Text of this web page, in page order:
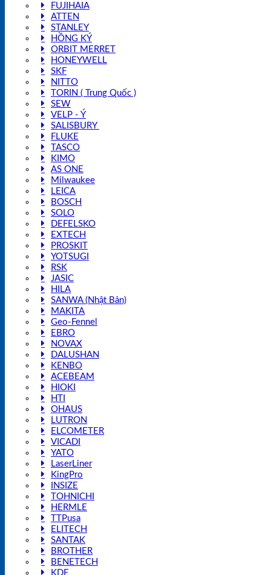
FUJIHAIA
ATTEN
STANLEY
HỒNG KÝ
ORBIT MERRET
HONEYWELL
SKF
NITTO
TORIN ( Trung Quốc )
SEW
VELP - Ý
SALISBURY
FLUKE
TASCO
KIMO
AS ONE
Milwaukee
LEICA
BOSCH
SOLO
DEFELSKO
EXTECH
PROSKIT
YOTSUGI
RSK
JASIC
HILA
SANWA (Nhật Bản)
MAKITA
Geo-Fennel
EBRO
NOVAX
DALUSHAN
KENBO
ACEBEAM
HIOKI
HTI
OHAUS
LUTRON
ELCOMETER
VICADI
YATO
LaserLiner
KingPro
INSIZE
TOHNICHI
HERMLE
TTPusa
ELITECH
SANTAK
BROTHER
BENETECH
KDE